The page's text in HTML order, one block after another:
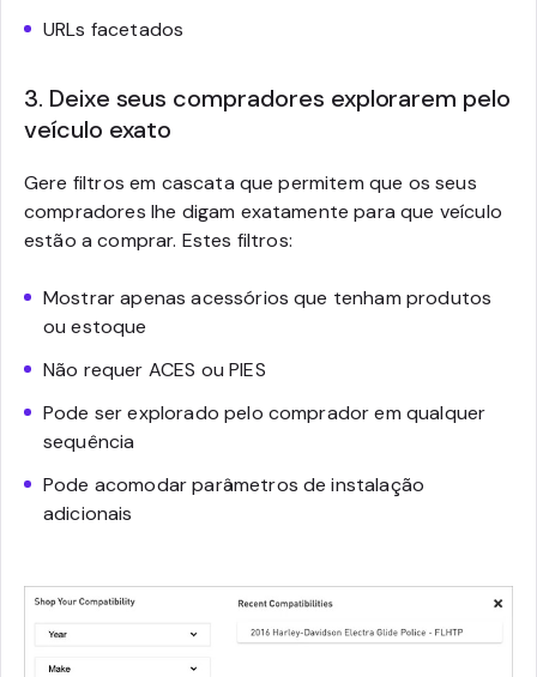
URLs facetados
3. Deixe seus compradores explorarem pelo
veículo exato
Gere filtros em cascata que permitem que os seus
compradores lhe digam exatamente para que veículo
estão a comprar. Estes filtros:
Mostrar apenas acessórios que tenham produtos
ou estoque
Não requer ACES ou PIES
Pode ser explorado pelo comprador em qualquer
sequência
Pode acomodar parâmetros de instalação
adicionais